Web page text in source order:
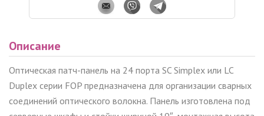
Описание
Оптическая патч-панель на 24 порта SC Simplex или LC
Duplex серии FOP предназначена для организации сварных
соединений оптического волокна. Панель изготовлена под